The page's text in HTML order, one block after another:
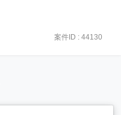
案件ID : 44130